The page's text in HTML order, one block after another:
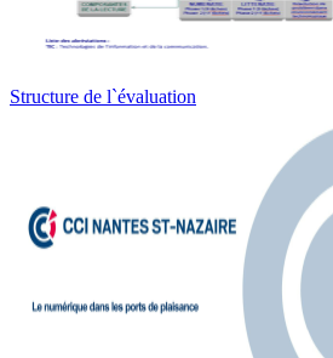
Structure de l`évaluation